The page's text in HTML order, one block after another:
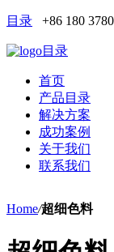
目录 +86 180
目录
首页
产品目录
解决方案
成功案例
关于我们
联系我们
Home/超细色料